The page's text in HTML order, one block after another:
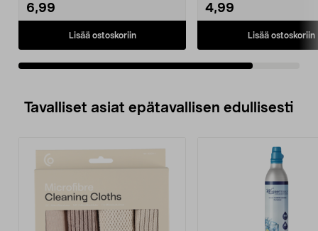
6,99
Lisää ostoskoriin
4,99
Lisää ostoskoriin
Tavalliset asiat epätavallisen edullisesti